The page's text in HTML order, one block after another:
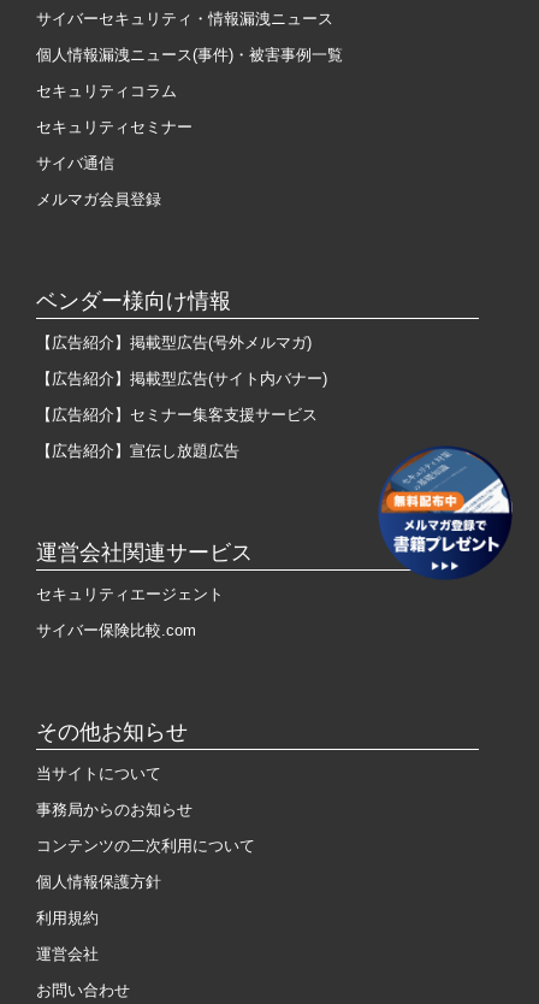
サイバーセキュリティ・情報漏洩ニュース
個人情報漏洩ニュース(事件)・被害事例一覧
セキュリティコラム
セキュリティセミナー
サイバ通信
メルマガ会員登録
ベンダー様向け情報
【広告紹介】掲載型広告(号外メルマガ)
【広告紹介】掲載型広告(サイト内バナー)
【広告紹介】セミナー集客支援サービス
【広告紹介】宣伝し放題広告
運営会社関連サービス
セキュリティエージェント
サイバー保険比較.com
その他お知らせ
当サイトについて
事務局からのお知らせ
コンテンツの二次利用について
個人情報保護方針
利用規約
運営会社
お問い合わせ